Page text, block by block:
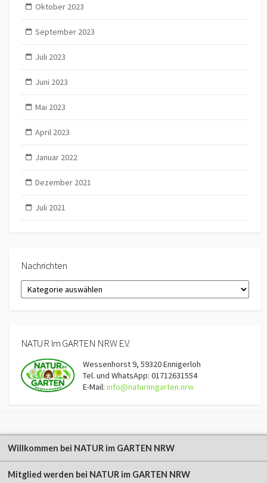
Oktober 2023
September 2023
Juli 2023
Juni 2023
Mai 2023
April 2023
Januar 2022
Dezember 2021
Juli 2021
Nachrichten
Nachrichten
NATUR Im GARTEN NRW E.V.
Wessenhorst 9, 59320 Ennigerloh
Tel. und WhatsApp: 01712631554
E-Mail:info@naturimgarten.nrw
Willkommen bei NATUR im GARTEN NRW
Mitglied werden bei NATUR im GARTEN NRW